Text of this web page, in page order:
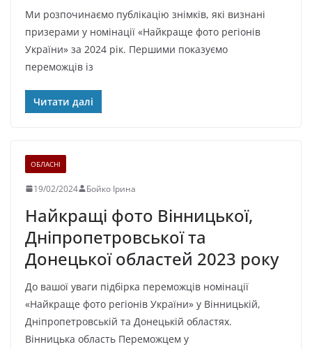
Ми розпочинаємо публікацію знімків, які визнані
призерами у номінації «Найкраще фото регіонів
України» за 2024 рік. Першими показуємо
переможців із
Читати далі
ОБЛАСНІ
19/02/2024 Бойко Ірина
Найкращі фото Вінницької,
Дніпропетровської та
Донецької областей 2023 року
До вашої уваги підбірка переможців номінації
«Найкраще фото регіонів України» у Вінницькій,
Дніпропетровській та Донецькій областях.
Вінницька область Переможцем у